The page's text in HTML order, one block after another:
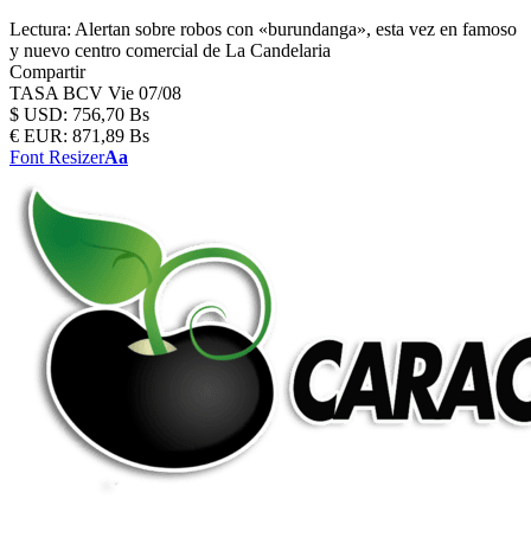
Lectura: Alertan sobre robos con «burundanga», esta vez en famoso
y nuevo centro comercial de La Candelaria
Compartir
TASA BCV Vie 07/08
$ USD: 756,70 Bs
€ EUR: 871,89 Bs
Font ResizerAa